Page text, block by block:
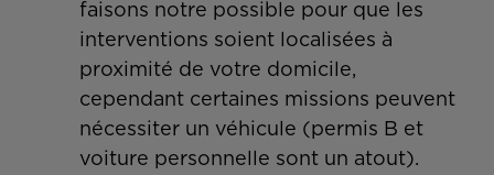
faisons notre possible pour que les
interventions soient localisées à
proximité de votre domicile,
cependant certaines missions peuvent
nécessiter un véhicule (permis B et
voiture personnelle sont un atout).